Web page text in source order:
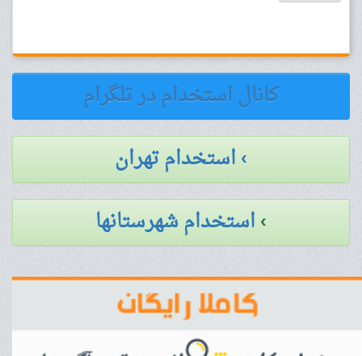
کانال استخدام در تلگرام
› استخدام تهران
›استخدام شهرستانها